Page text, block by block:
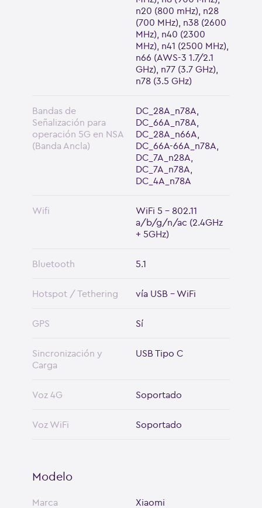
n20 (800 mHz), n28
(700 MHz), n38 (2600
MHz), n40 (2300
MHz), n41 (2500 MHz),
n66 (AWS-3 1.7/2.1
GHz), n77 (3.7 GHz),
n78 (3.5 GHz)
Bandas de
Señalización para
operación 5G en NSA
(Banda Ancla)
DC_28A_n78A,
DC_66A_n78A,
DC_28A_n66A,
DC_66A-66A_n78A,
DC_7A_n28A,
DC_7A_n78A,
DC_4A_n78A
Wifi
WiFi 5 - 802.11
a/b/g/n/ac (2.4GHz
+ 5GHz)
Bluetooth 5.1
Hotspot / Tethering vía USB - WiFi
GPS Sí
Sincronización y
Carga
USB Tipo C
Voz 4G Soportado
Voz WiFi Soportado
Modelo
Marca Xiaomi